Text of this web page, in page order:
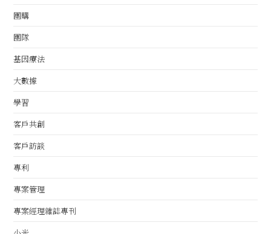
團購
團隊
基因療法
大數據
學習
客戶共創
客戶訪談
專利
專案管理
專案經理雜誌專刊